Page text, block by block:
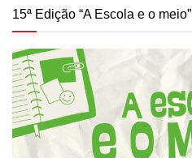
15ª Edição “A Escola e o meio”